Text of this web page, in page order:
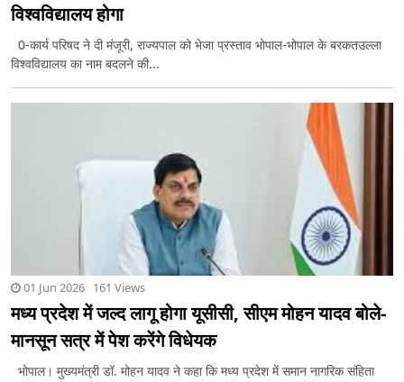
विश्वविद्यालय होगा
0-कार्य परिषद ने दी मंजूरी, राज्यपाल को भेजा प्रस्ताव भोपाल-भोपाल के बरकतउल्ला
विश्वविद्यालय का नाम बदलने की...
01 Jun 2026 161 Views
मध्य प्रदेश में जल्द लागू होगा यूसीसी, सीएम मोहन यादव बोले-
मानसून सत्र में पेश करेंगे विधेयक
भोपाल। मुख्यमंत्री डॉ. मोहन यादव ने कहा कि मध्य प्रदेश में समान नागरिक संहिता